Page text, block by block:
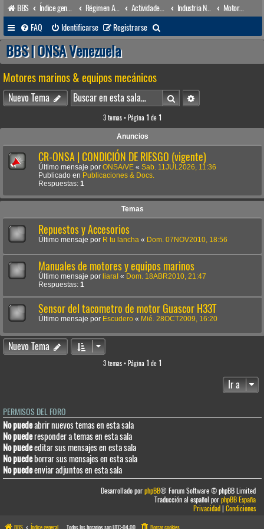
BBS Índice general Régimen Acuático venezolano Actividades conexas Industria Naval
Motores marinos & equipos mecánicos
FAQ
Identificarse Registrarse
u
a
r
BBS | ONSA Venezuela
Motores marinos & equipos mecánicos
Nuevo Tema BuscarBúsqueda avanzada
3 temas • Página 1 de 1
Anuncios
CR-ONSA | CONDICIÓN DE RIESGO (vigente)
Último mensaje por ONSA/VE « Sab. 11JUL2026, 11:36
Publicado en Publicaciones & Docs.
Respuestas: 1
Temas
Repuestos y Accesorios
Último mensaje por R tu lancha « Dom. 07NOV2010, 18:56
Manuales de motores y equipos marinos
Último mensaje por liaraI « Dom. 18ABR2010, 21:47
Respuestas: 1
Sensor del tacometro de motor Guascor H33T
Último mensaje por Escudero « Mié. 28OCT2009, 16:20
Nuevo Tema
3 temas • Página 1 de 1
Ir a
PERMISOS DEL FORO
No puedeabrir nuevos temas en esta sala
No puederesponder a temas en esta sala
No puedeeditar sus mensajes en esta sala
No puedeborrar sus mensajes en esta sala
No puedeenviar adjuntos en esta sala
Desarrollado porphpBB® Forum Software © phpBB Limited
Traducción al español porphpBB España
Privacidad|Condiciones
BBS Índice general Todos los horarios sonUTC-04:00 Borrar cookies